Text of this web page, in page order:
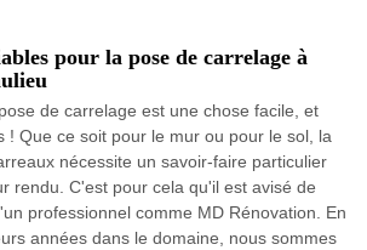
pour la pose de carrelage à
de carrelage est une chose facile, et
! Que ce soit pour le mur ou pour le sol, la
nécessite un savoir-faire particulier
rendu. C'est pour cela qu'il est avisé de
professionnel comme MD Rénovation. En
années dans le domaine, nous sommes